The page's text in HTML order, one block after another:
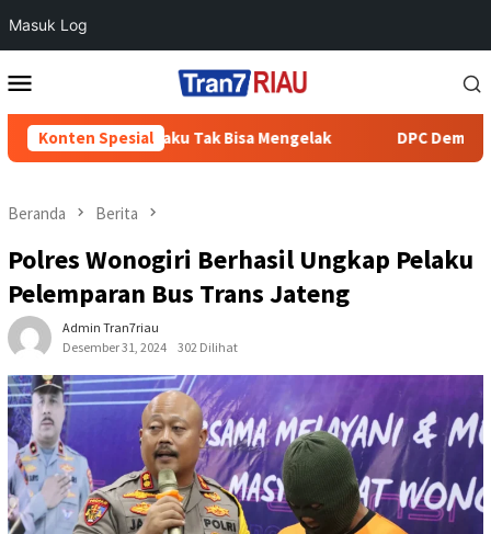
Masuk Log
ke
Mobile
Konten Spesial
Cenaku Tak Bisa Mengelak DPC Demokrat Inhu
Beranda Berita
Polres Wonogiri Berhasil Ungkap Pelaku
Pelemparan Bus Trans Jateng
Admin Tran7riau
Desember 31, 2024
302 Dilihat